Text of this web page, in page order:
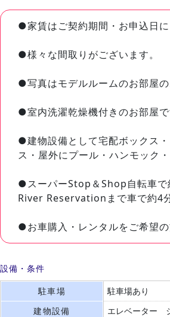
●家賃はご契約期間・お申込日
●様々な間取りがございます。
●写真はモデルルームのお部屋の
●室内洗濯乾燥機付きのお部屋で
●建物設備として宅配ボックス
ス・屋外にプール・ハンモック
●スーパーStop＆Shop自転車
River Reservationまで車で約4
●お車購入・レンタルをご希望
設備・条件
駐車場
駐車場あり
建物設備
エレベーター